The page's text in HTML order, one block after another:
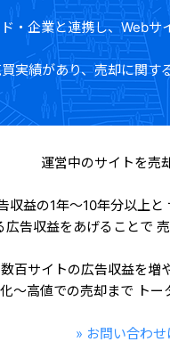
・企業と連携し、Webサ
実績があり、売却に関す
運営中のサイトを売
収益の1年〜10年分以上と
広告収益をあげることで
数百サイトの広告収益を増
～高値での売却まで ト
» お問い合わせ